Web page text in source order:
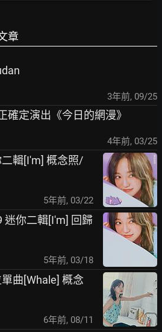
章
3年前, 09/25
確定演出《今日的網漫》
4年前, 03/25
輯[I'm] 概念照/
5年前, 03/22
迷你二輯[I'm] 回歸
5年前, 03/18
曲[Whale] 概念
6年前, 08/11